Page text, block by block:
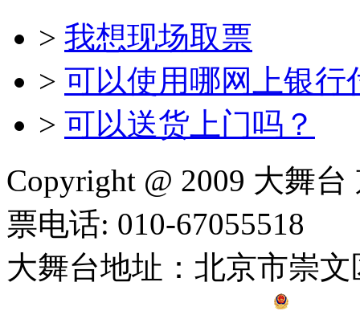
> 我想现场取票
> 可以使用哪网上银行
> 可以送货上门吗？
Copyright @ 2009 大舞
票电话: 010-67055518
大舞台地址：北京市崇